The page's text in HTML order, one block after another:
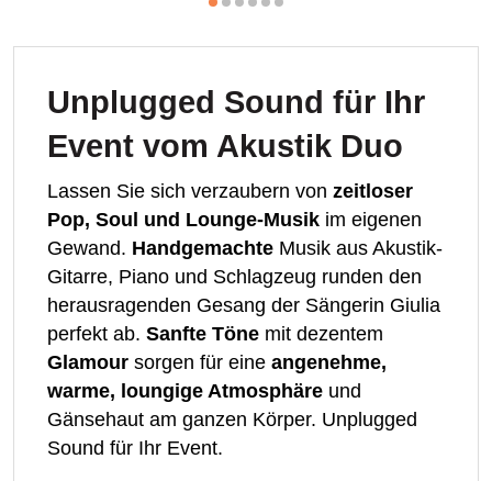
Unplugged Sound für Ihr
Event vom Akustik Duo
Lassen Sie sich verzaubern von zeitloser
Pop, Soul und Lounge-Musik im eigenen
Gewand. Handgemachte Musik aus Akustik-
Gitarre, Piano und Schlagzeug runden den
herausragenden Gesang der Sängerin Giulia
perfekt ab. Sanfte Töne mit dezentem
Glamour sorgen für eine angenehme,
warme, loungige Atmosphäre und
Gänsehaut am ganzen Körper. Unplugged
Sound für Ihr Event.